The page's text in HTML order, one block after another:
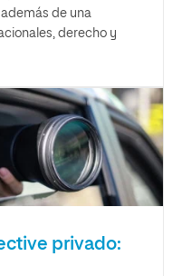
de una
derecho y
privado: